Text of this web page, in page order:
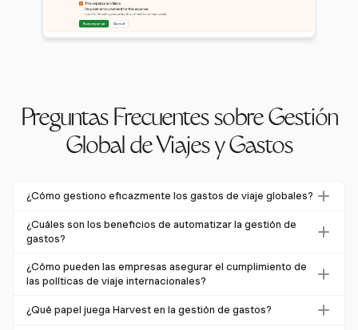
Preguntas Frecuentes sobre Gestión
Global de Viajes y Gastos
¿Cómo gestiono eficazmente los gastos de viaje globales?
Para gestionar eficazmente los gastos de viaje globales,
adopta un sistema integral de gestión de gastos que
financieras. Automatizar flujos de trabajo puede reducir
errores y proporcionar visibilidad en tiempo real sobre los
gastos.
¿Cuáles son los beneficios de automatizar la gestión de
gastos?
Automatizar la gestión de gastos reduce el error humano,
ahorra tiempo y mejora el cumplimiento. Permite la
sistemas, proporcionando una vista unificada de los
¿Cómo pueden las empresas asegurar el cumplimiento de
las políticas de viaje internacionales?
Las empresas pueden asegurar el cumplimiento
¿Qué papel juega Harvest en la gestión de gastos?